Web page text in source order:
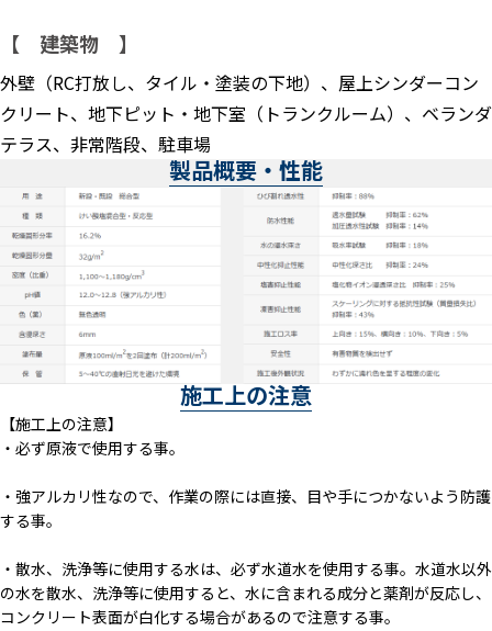
【 建築物 】
外壁（RC打放し、タイル・塗装の下地）、屋上シンダーコン
クリート、地下ピット・地下室（トランクルーム）、ベランダ
テラス、非常階段、駐車場
製品概要・性能
施工上の注意
【施工上の注意】
・必ず原液で使用する事。
・強アルカリ性なので、作業の際には直接、目や手につかないよう防護
する事。
・散水、洗浄等に使用する水は、必ず水道水を使用する事。水道水以外
の水を散水、洗浄等に使用すると、水に含まれる成分と薬剤が反応し、
コンクリート表面が白化する場合があるので注意する事。